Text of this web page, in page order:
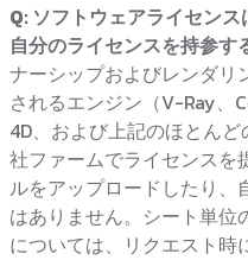
Q: ソフトウェアライセン
自分のライセンスを持参す
ナーシップおよびレンダリ
されるエンジン（V-Ray
4D、および上記のほとん
社ファームでライセンス
ルをアップロードしたり
はありません。シート単位
については、リクエスト時